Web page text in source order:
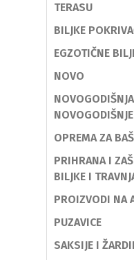
TERASU
BILJKE
EGZOTIČNE
NOVO
OPREMA ZA
PRIHRANA I
BILJKE I
PROIZVODI NA
PUZAVICE
SAKSIJE I